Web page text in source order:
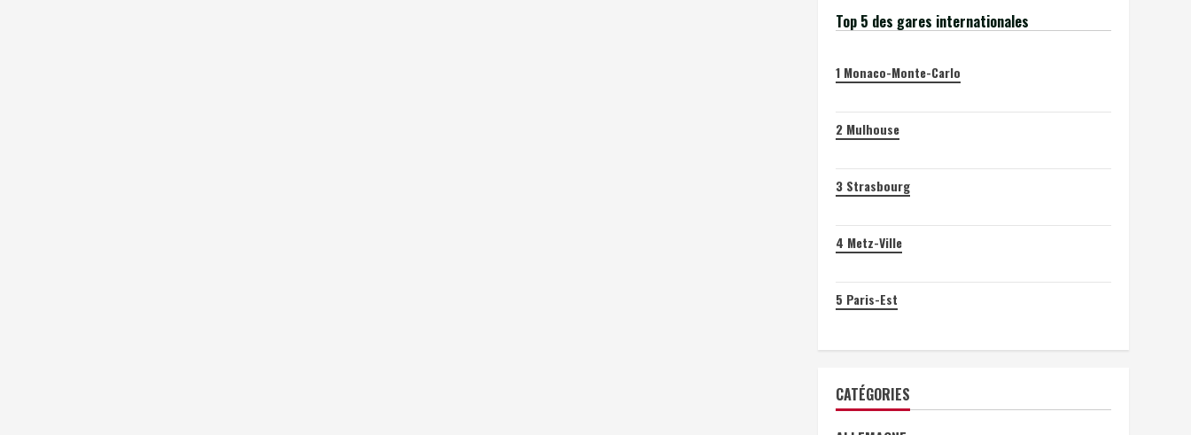
Top 5 des gares internationales
1 Monaco-Monte-Carlo
2 Mulhouse
3 Strasbourg
4 Metz-Ville
5 Paris-Est
CATÉGORIES